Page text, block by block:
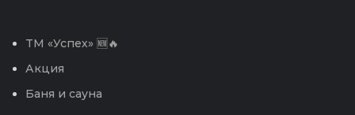
TM «Успех» 🆕🔥
Акция
Баня и сауна